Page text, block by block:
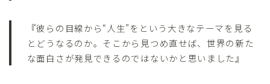
『彼らの目線から“人生”をという大きなテーマを見る
とどうなるのか。そこから見つめ直せば、世界の新た
な面白さが発見できるのではないかと思いました』